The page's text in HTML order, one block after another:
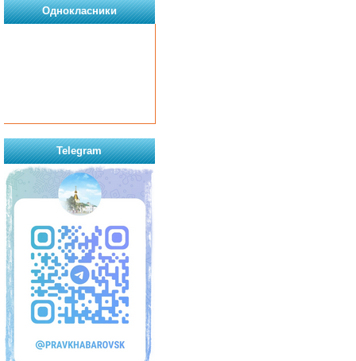
Однокласники
Telegram